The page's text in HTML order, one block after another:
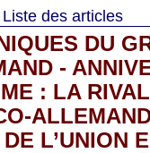
Liste des articles
DU
-
: LA
L’UNION